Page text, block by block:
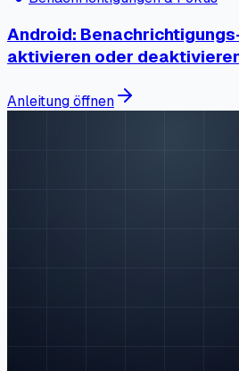
Android:
aktivieren oder
Anleitung öffnen